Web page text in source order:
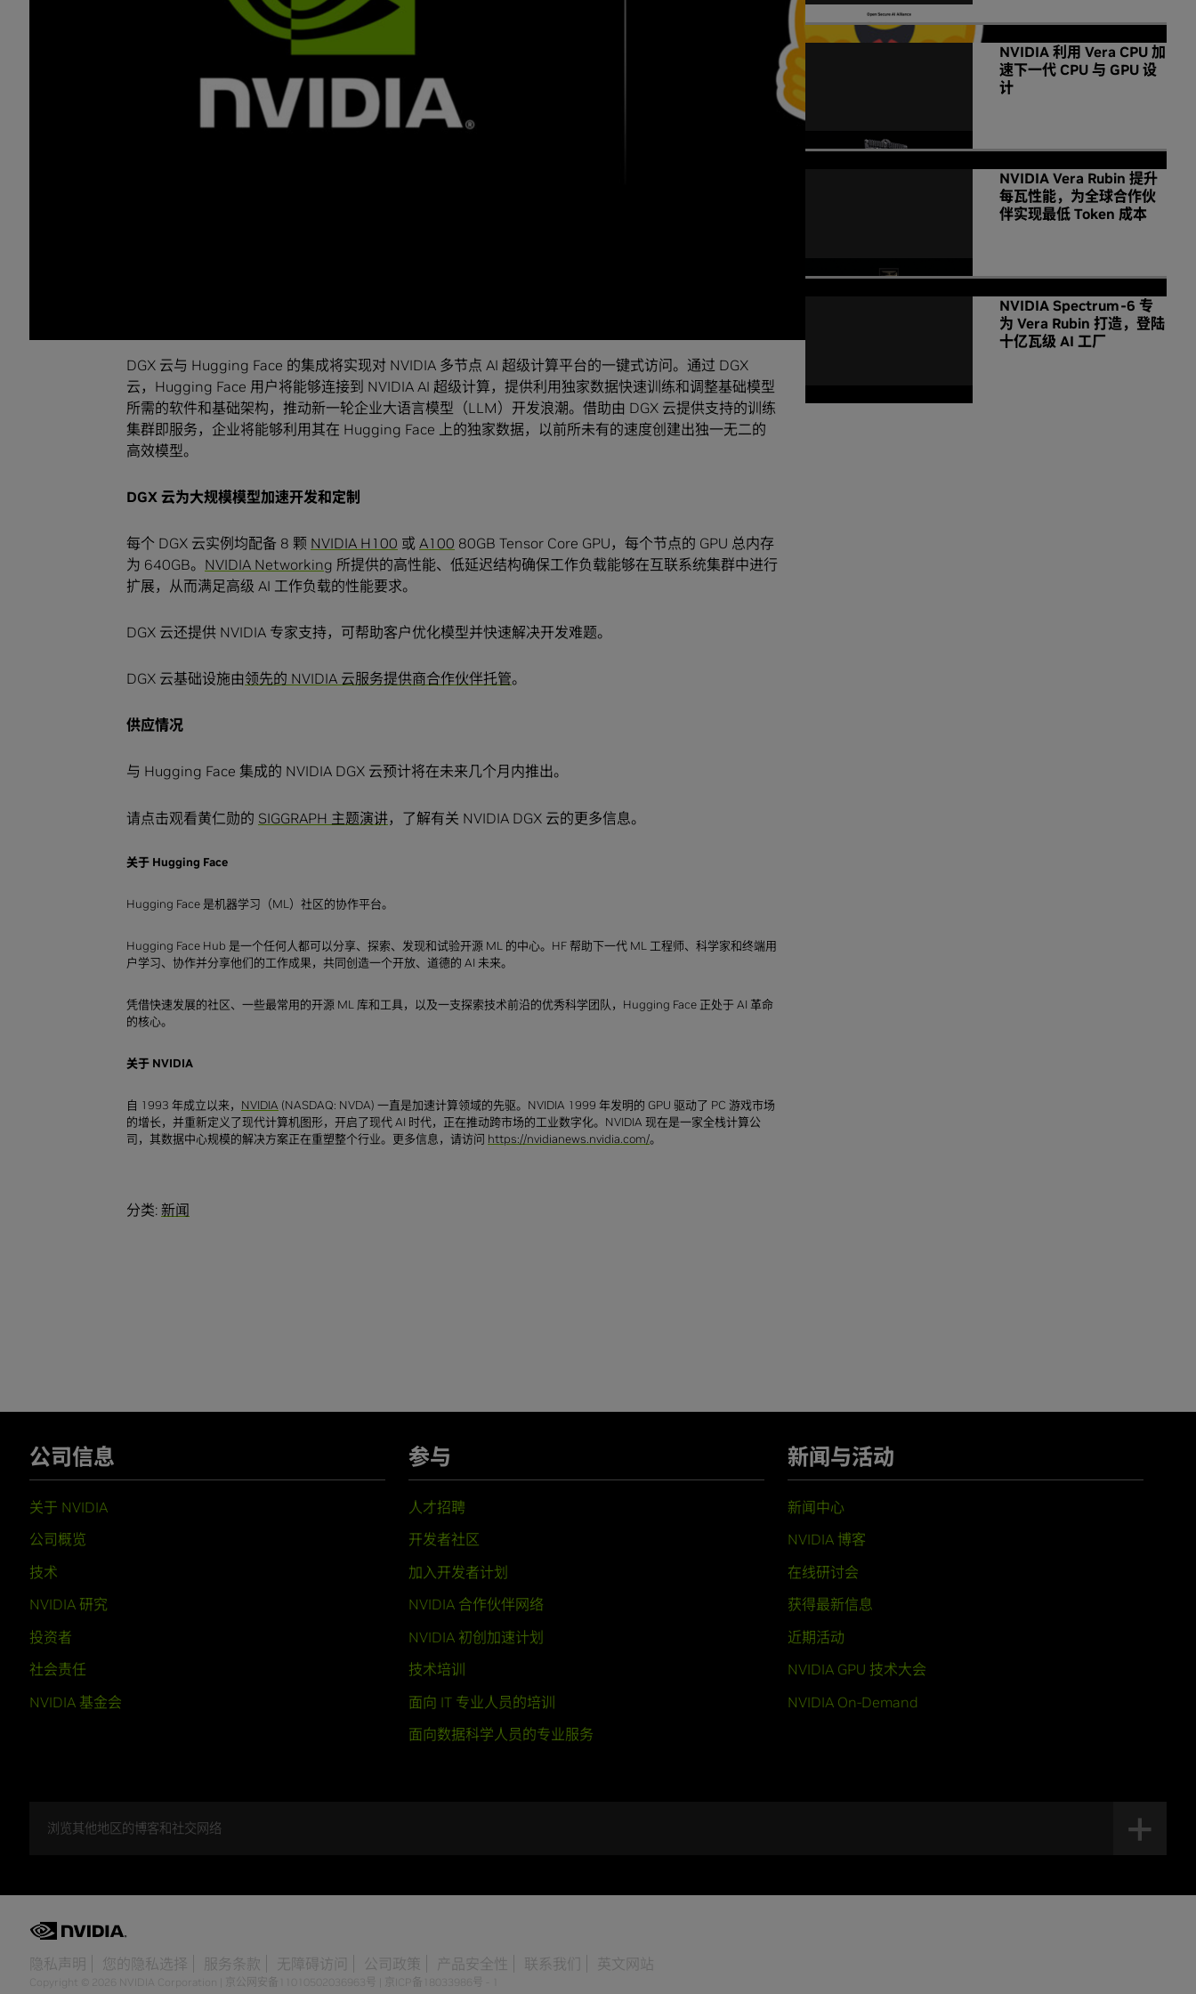
作为合作的一部分，Hugging Face 将提供一项名为“训练集群即服务（Training Cluster as a Service）”
在未来几个月内推出。
DGX 云与 Hugging Face 的集成将实现对 NVIDIA 多节点 AI 超级计算平台的一键式访问。通过 DGX
云，Hugging Face 用户将能够连接到 NVIDIA AI 超级计算，提供利用独家数据快速训练和调整基础模型
所需的软件和基础架构，推动新一轮企业大语言模型（LLM）开发浪潮。借助由 DGX 云提供支持的训练
集群即服务，企业将能够利用其在 Hugging Face 上的独家数据，以前所未有的速度创建出独一无二的
高效模型。
DGX 云为大规模模型加速开发和定制
每个 DGX 云实例均配备 8 颗 NVIDIA H100 或 A100 80GB Tensor Core GPU，每个节点的 GPU 总内存
为 640GB。 NVIDIA Networking 所提供的高性能、低延迟结构确保工作负载能够在互联系统集群中进行
扩展，从而满足高级 AI 工作负载的性能要求。
DGX 云还提供 NVIDIA 专家支持，可帮助客户优化模型并快速解决开发难题。
DGX 云基础设施由领先的 NVIDIA 云服务提供商合作伙伴托管。
供应情况
与 Hugging Face 集成的 NVIDIA DGX 云预计将在未来几个月内推出。
请点击观看黄仁勋的 SIGGRAPH 主题演讲，了解有关 NVIDIA DGX 云的更多信息。
关于 Hugging Face
Hugging Face 是机器学习（ML）社区的协作平台。
Hugging Face Hub 是一个任何人都可以分享、探索、发现和试验开源 ML 的中心。HF 帮助下一代 ML 工程师、科学家和终端用
户学习、协作并分享他们的工作成果，共同创造一个开放、道德的 AI 未来。
凭借快速发展的社区、一些最常用的开源 ML 库和工具，以及一支探索技术前沿的优秀科学团队，Hugging Face 正处于 AI 革命
的核心。
关于 NVIDIA
自 1993 年成立以来， NVIDIA (NASDAQ: NVDA) 一直是加速计算领域的先驱。NVIDIA 1999 年发明的 GPU 驱动了 PC 游戏市场
的增长，并重新定义了现代计算机图形，开启了现代 AI 时代，正在推动跨市场的工业数字化。NVIDIA 现在是一家全栈计算公
司，其数据中心规模的解决方案正在重塑整个行业。更多信息，请访问 https://nvidianews.nvidia.com/。
分类: 新闻
NVIDIA 利用 Vera CPU 加
速下一代 CPU 与 GPU 设
计
NVIDIA Vera Rubin 提升
每瓦性能，为全球合作伙
伴实现最低 Token 成本
NVIDIA Spectrum-6 专
为 Vera Rubin 打造，登陆
十亿瓦级 AI 工厂
公司信息
关于 NVIDIA
公司概览
技术
NVIDIA 研究
投资者
社会责任
NVIDIA 基金会
参与
人才招聘
开发者社区
加入开发者计划
NVIDIA 合作伙伴网络
NVIDIA 初创加速计划
技术培训
面向 IT 专业人员的培训
面向数据科学人员的专业服务
新闻与活动
新闻中心
NVIDIA 博客
在线研讨会
获得最新信息
近期活动
NVIDIA GPU 技术大会
NVIDIA On-Demand
浏览其他地区的博客和社交网络
隐私声明 您的隐私选择 服务条款 无障碍访问 公司政策 产品安全性 联系我们 英文网站
Copyright © 2026 NVIDIA Corporation 京公网安备11010502036963号 京ICP备18033986号 - 1